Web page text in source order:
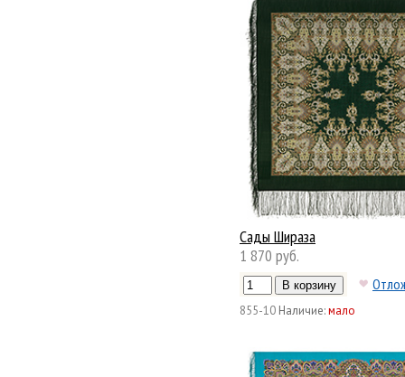
Сады Шираза
1 870 руб.
855-10 Наличие:мало